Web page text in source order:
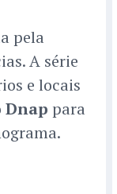
pela
A série
e locais
Dnap para